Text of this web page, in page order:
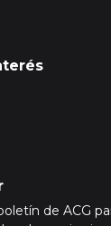
de ACG